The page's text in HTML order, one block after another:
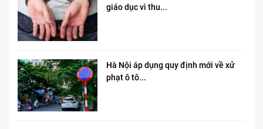
giáo dục vì thu...
Hà Nội áp dụng quy định mới về xử
phạt ô tô...